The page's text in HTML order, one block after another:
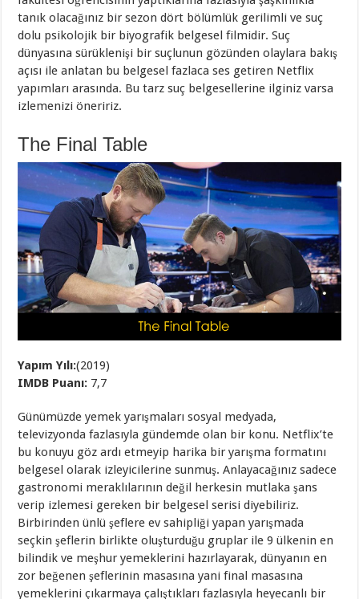
tanık olacağınız bir sezon dört bölümlük gerilimli ve suç
dolu psikolojik bir biyografik belgesel filmidir. Suç
dünyasına sürüklenişi bir suçlunun gözünden olaylara bakış
açısı ile anlatan bu belgesel fazlaca ses getiren Netflix
yapımları arasında. Bu tarz suç belgesellerine ilginiz varsa
izlemenizi öneririz.
The Final Table
Yapım Yılı:(2019)
IMDB Puanı: 7,7
Günümüzde yemek yarışmaları sosyal medyada,
televizyonda fazlasıyla gündemde olan bir konu. Netflix’te
bu konuyu göz ardı etmeyip harika bir yarışma formatını
belgesel olarak izleyicilerine sunmuş. Anlayacağınız sadece
gastronomi meraklılarının değil herkesin mutlaka şans
verip izlemesi gereken bir belgesel serisi diyebiliriz.
Birbirinden ünlü şeflere ev sahipliği yapan yarışmada
seçkin şeflerin birlikte oluşturduğu gruplar ile 9 ülkenin en
bilindik ve meşhur yemeklerini hazırlayarak, dünyanın en
zor beğenen şeflerinin masasına yani final masasına
yemeklerini çıkarmaya çalıştıkları fazlasıyla heyecanlı bir